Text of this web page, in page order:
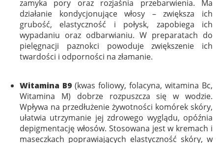
zamyka pory oraz rozjaśnia przebarwienia. Ma
działanie kondycjonujące włosy – zwiększa ich
grubość, elastyczność i połysk, zapobiega ich
wypadaniu oraz odbarwianiu. W preparatach do
pielęgnacji paznokci powoduje zwiększenie ich
twardości i odporności na złamanie.
Witamina B9 (kwas foliowy, folacyna, witamina Bc,
Witamina M) dobrze rozpuszcza się w wodzie.
Wpływa na przedłużenie żywotności komórek skóry,
ułatwia utrzymanie jej zdrowego wyglądu, opóźnia
depigmentację włosów. Stosowana jest w kremach i
maseczkach poprawiających elastyczność skóry, w